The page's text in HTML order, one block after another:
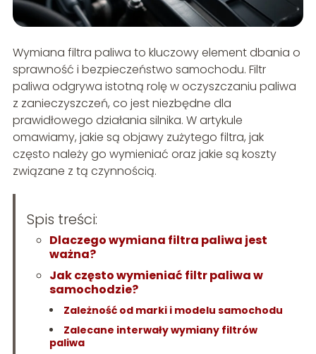
Wymiana filtra paliwa to kluczowy element dbania o
sprawność i bezpieczeństwo samochodu. Filtr
paliwa odgrywa istotną rolę w oczyszczaniu paliwa
z zanieczyszczeń, co jest niezbędne dla
prawidłowego działania silnika. W artykule
omawiamy, jakie są objawy zużytego filtra, jak
często należy go wymieniać oraz jakie są koszty
związane z tą czynnością.
Spis treści:
Dlaczego wymiana filtra paliwa jest
ważna?
Jak często wymieniać filtr paliwa w
samochodzie?
Zależność od marki i modelu samochodu
Zalecane interwały wymiany filtrów
paliwa